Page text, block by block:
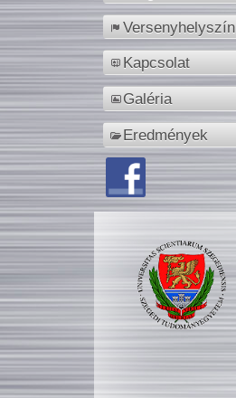
Versenyhelyszín
Kapcsolat
Galéria
Eredmények